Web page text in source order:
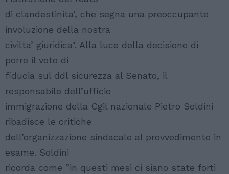
di clandestinita’, che segna una preoccupante
involuzione della nostra
civilta’ giuridica". Alla luce della decisione di
porre il voto di
fiducia sul ddl sicurezza al Senato, il
responsabile dell’ufficio
immigrazione della Cgil nazionale Pietro Soldini
ribadisce le critiche
dell’organizzazione sindacale al provvedimento in
esame. Soldini
ricorda come ”in questi mesi ci siano state forti